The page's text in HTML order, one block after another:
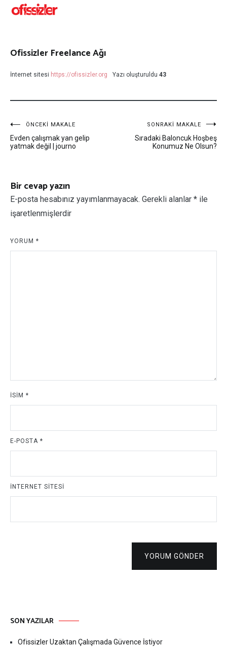
Ofissizler Freelance Ağı
İnternet sitesi https://ofissizler.org Yazı oluşturuldu 43
Yazı
dolaşımı
ÖNCEKI MAKALE
Evden çalışmak yan gelip
yatmak değil | journo
SONRAKI MAKALE
Sıradaki Baloncuk Hoşbeş
Konumuz Ne Olsun?
Bir cevap yazın
E-posta hesabınız yayımlanmayacak. Gerekli alanlar * ile
işaretlenmişlerdir
YORUM *
İSIM *
E-POSTA *
İNTERNET SITESI
YORUM GÖNDER
SON YAZILAR
Ofissizler Uzaktan Çalışmada Güvence İstiyor